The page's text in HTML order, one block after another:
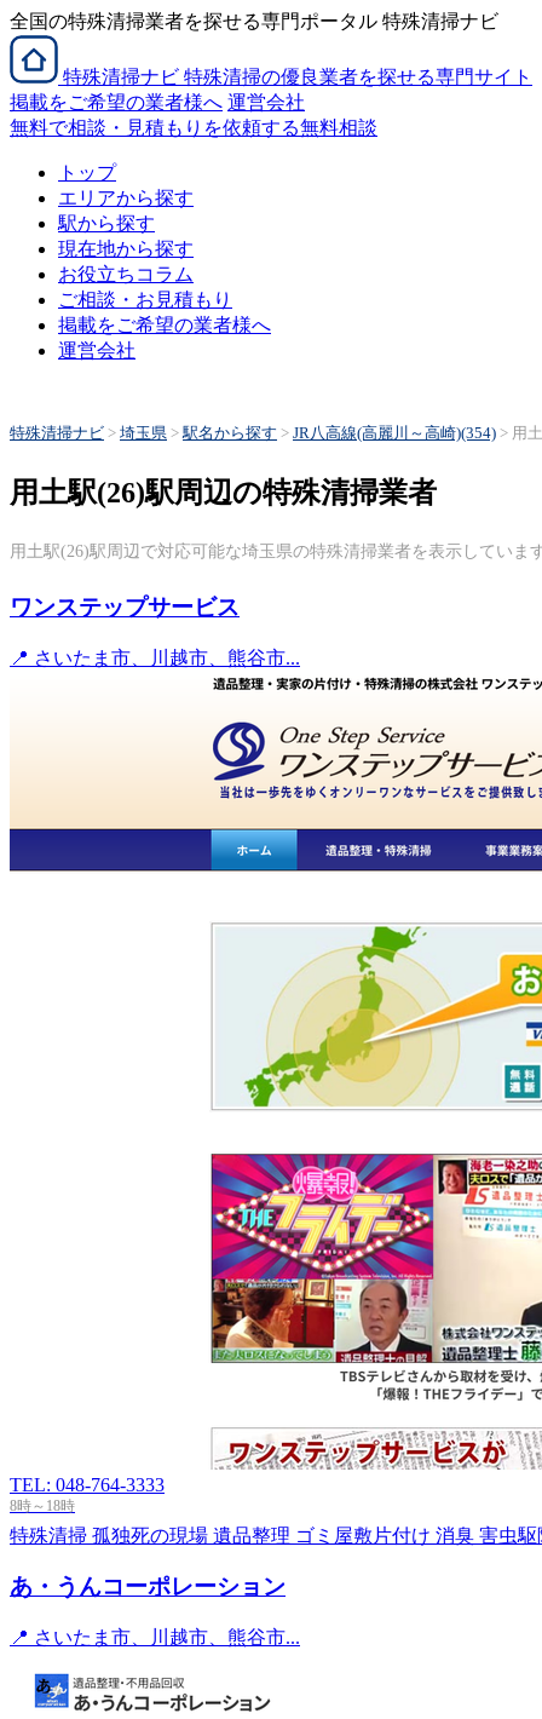
全国の特殊清掃業者を探せる専門ポータル 特殊清掃ナビ
特殊清掃ナビ 特殊清掃の優良業者を探せる専門サイト
掲載をご希望の業者様へ 運営会社
無料で相談・見積もりを依頼する無料相談
トップ
エリアから探す
駅から探す
現在地から探す
お役立ちコラム
ご相談・お見積もり
掲載をご希望の業者様へ
運営会社
特殊清掃ナビ > 埼玉県 >駅名から探す > JR八高線(高麗川～高崎)(354) > 用
用土駅(26)駅周辺の特殊清掃業者
用土駅(26)駅周辺で対応可能な埼玉県の特殊清掃業者を表示していま
ワンステップサービス
📍 さいたま市、川越市、熊谷市...
TEL: 048-764-3333
8時～18時
特殊清掃 孤独死の現場 遺品整理 ゴミ屋敷片付け 消臭 害虫駆
あ・うんコーポレーション
📍 さいたま市、川越市、熊谷市...